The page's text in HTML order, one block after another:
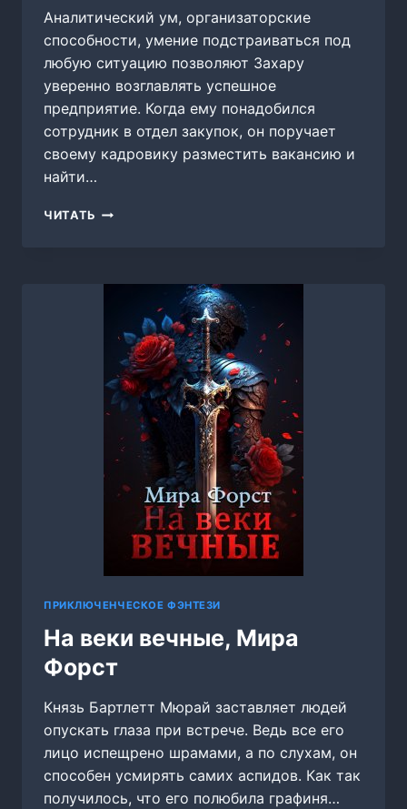
Аналитический ум, организаторские
способности, умение подстраиваться под
любую ситуацию позволяют Захару
уверенно возглавлять успешное
предприятие. Когда ему понадобился
сотрудник в отдел закупок, он поручает
своему кадровику разместить вакансию и
найти…
ЧИТАТЬ ПРИГЛАШЕНИЕ,
ПРИКЛЮЧЕНЧЕСКОЕ ФЭНТЕЗИ
На веки вечные, Мира
Форст
Князь Бартлетт Мюрай заставляет людей
опускать глаза при встрече. Ведь все его
лицо испещрено шрамами, а по слухам, он
способен усмирять самих аспидов. Как так
получилось, что его полюбила графиня…